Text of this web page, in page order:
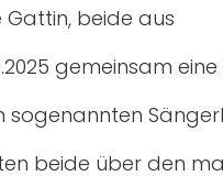
Gattin, beide aus
gemeinsam
sogenannten
beide über den